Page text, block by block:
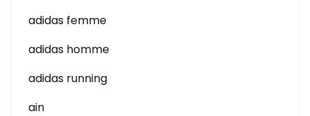
adidas femme
adidas homme
adidas running
ain